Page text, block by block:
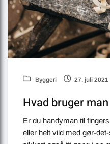
Byggeri 27. juli 2021
Hvad bruger
Er du handyman til
eller helt vild med gør-